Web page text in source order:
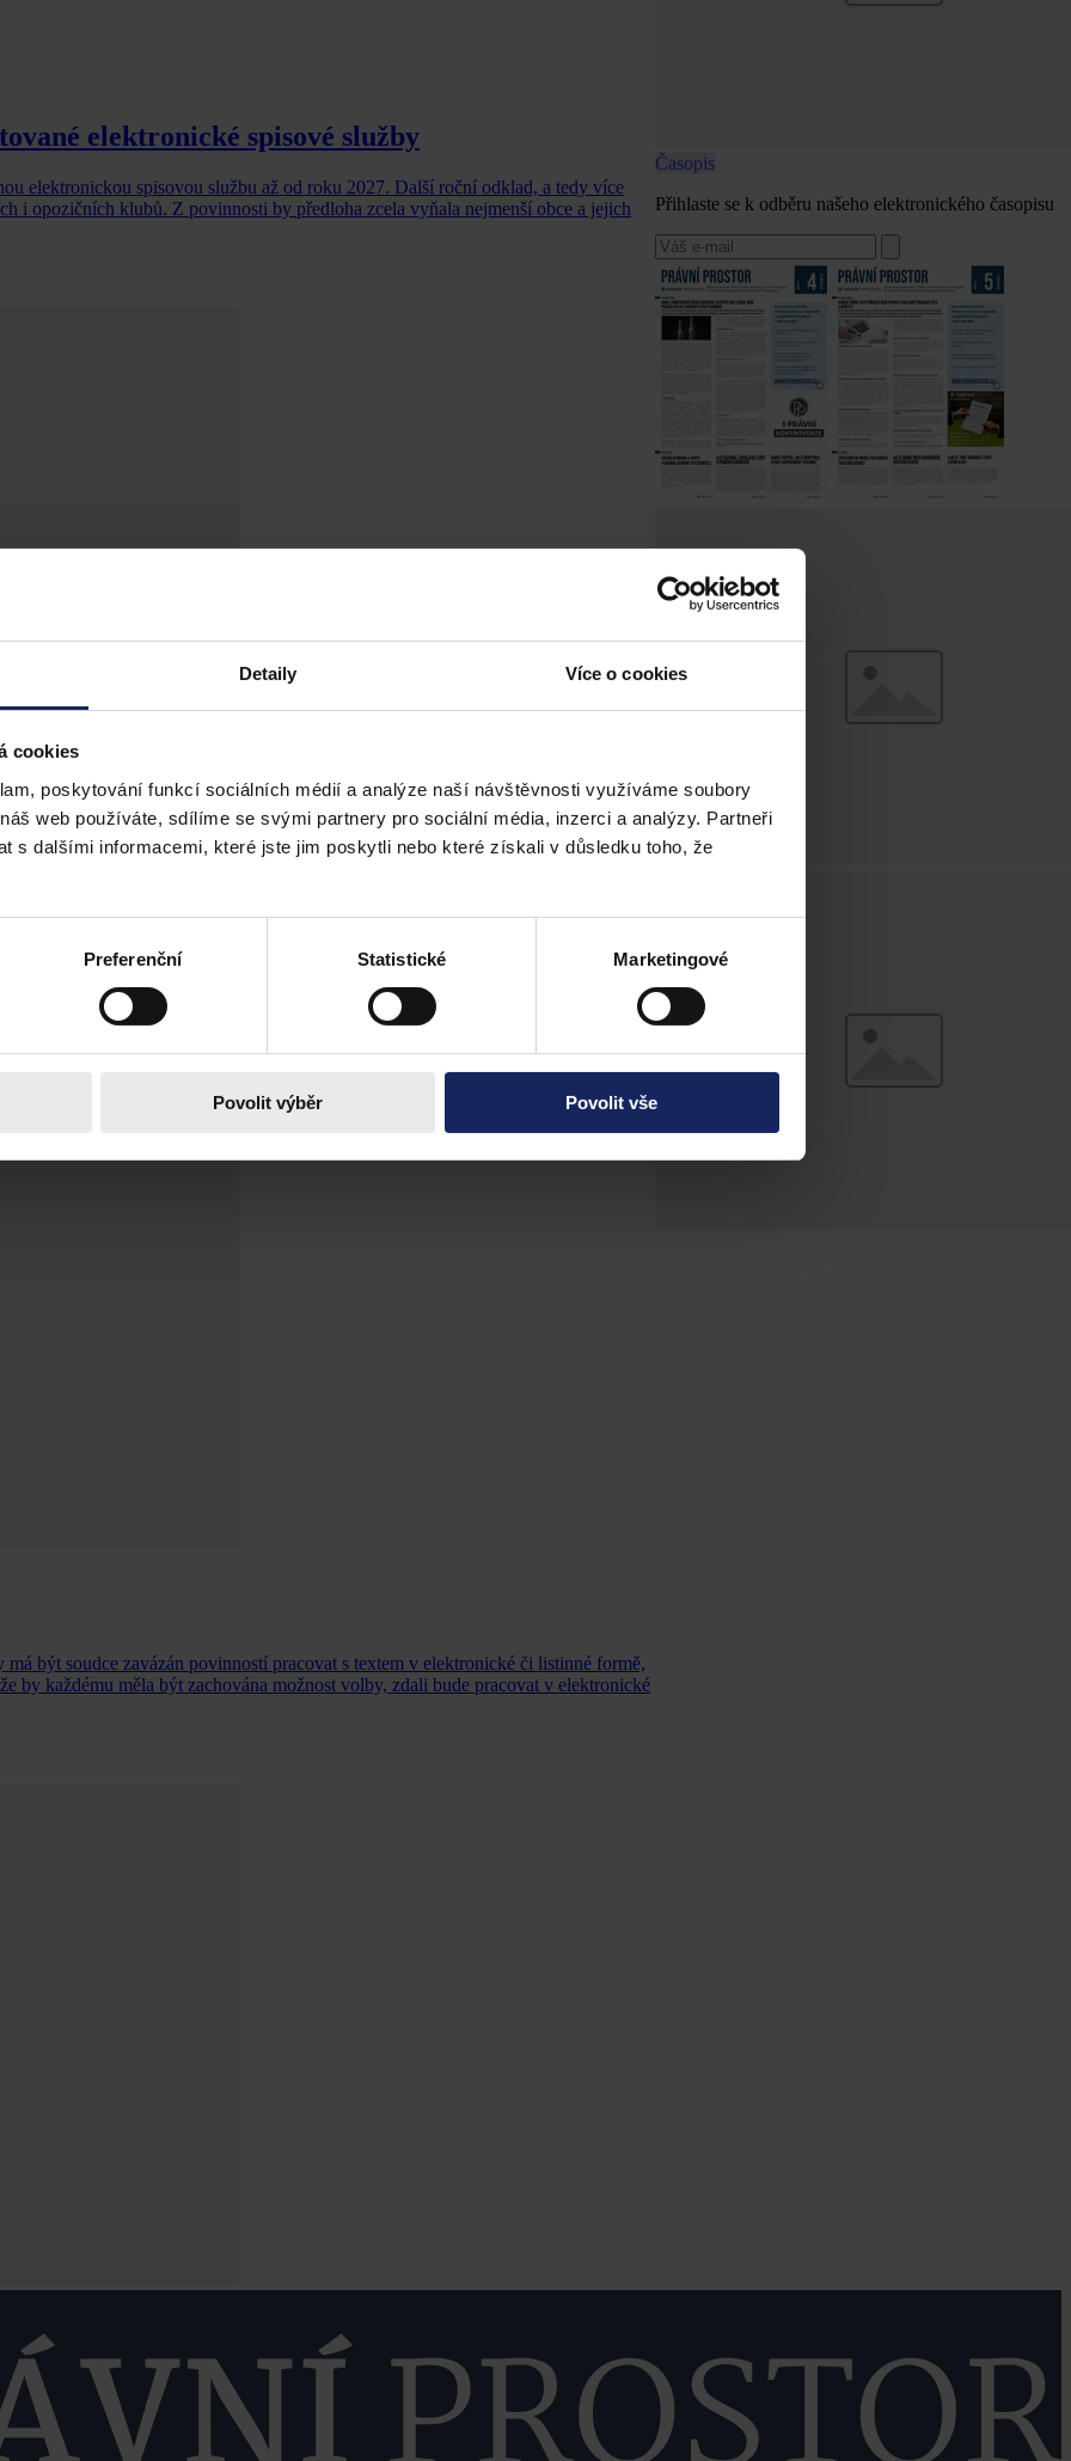
Detaily Více o cookies
cookies
poskytování funkcí sociálních médií a analýze naší návštěvnosti využíváme soubory
web používáte, sdílíme se svými partnery pro sociální média, inzerci a analýzy. Partneři
s dalšími informacemi, které jste jim poskytli nebo které získali v důsledku toho, že
Preferenční Statistické Marketingové
Povolit výběr Povolit vše
elektronické spisové služby
elektronickou spisovou službu až od roku 2027. Další roční odklad, a tedy více
i opozičních klubů. Z povinnosti by předloha zcela vyňala nejmenší obce a jejich
elektronického spisu a také začala práce na úpravě procesních předpisů v
být soudce zavázán povinností pracovat s textem v elektronické či listinné formě,
by každému měla být zachována možnost volby, zdali bude pracovat v elektronické
Časopis
Přihlaste se k odběru našeho elektronického časopisu